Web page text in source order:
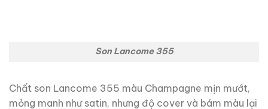
Son Lancome 355
Chất son Lancome 355 màu Champagne mịn mướt,
mỏng manh như satin, nhưng độ cover và bám màu lại